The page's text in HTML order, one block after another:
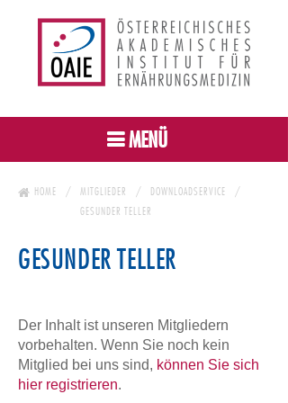
MENÜ
HOME MITGLIEDER
DOWNLOADSERVICE
GESUNDER TELLER
GESUNDER TELLER
Der Inhalt ist unseren Mitgliedern
vorbehalten. Wenn Sie noch kein
Mitglied bei uns sind, können Sie sich
hier registrieren.